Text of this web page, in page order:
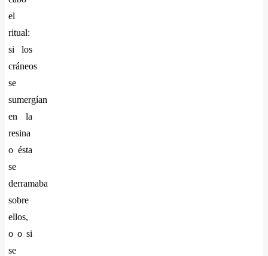
el
ritual:
si los
cráneos
se
sumergían
en la
resina
o ésta
se
derramaba
sobre
ellos,
o o si
se